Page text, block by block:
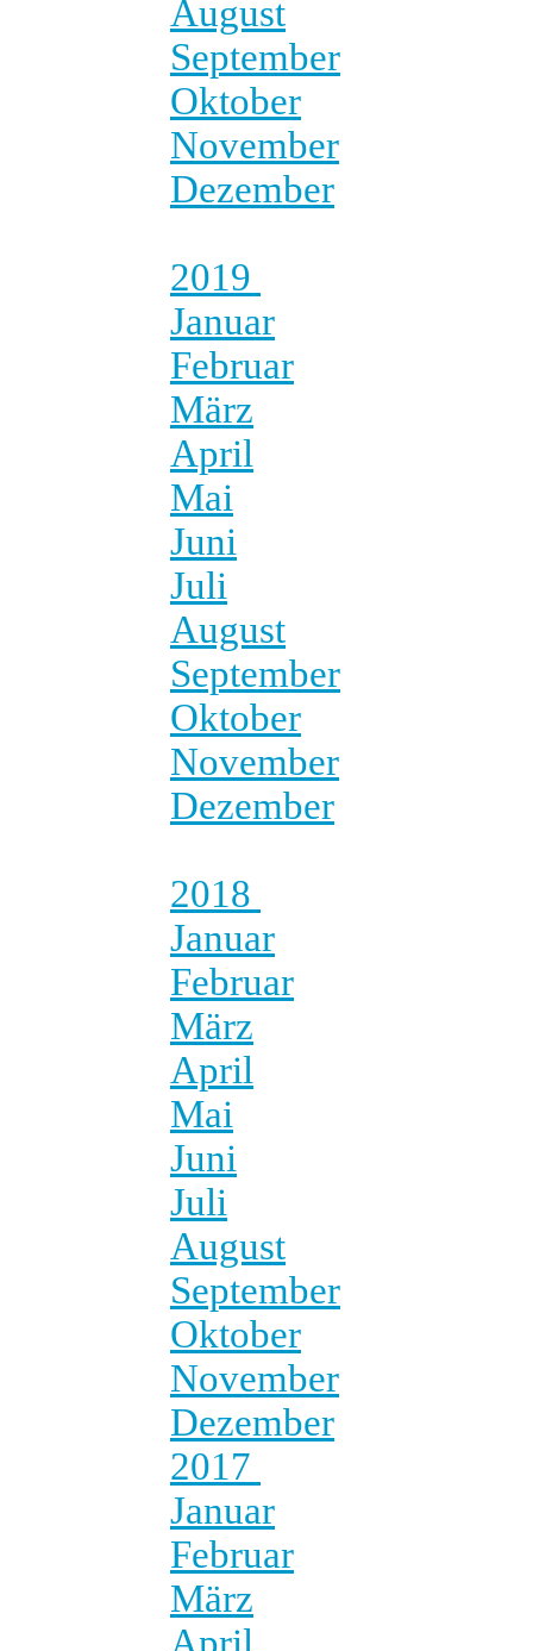
August
September
Oktober
November
Dezember
2019
Januar
Februar
März
April
Mai
Juni
Juli
August
September
Oktober
November
Dezember
2018
Januar
Februar
März
April
Mai
Juni
Juli
August
September
Oktober
November
Dezember
2017
Januar
Februar
März